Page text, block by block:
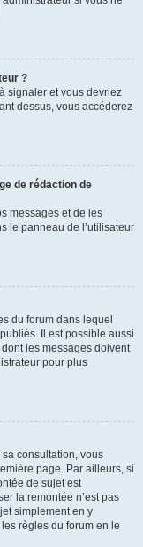
?
signaler et vous devriez
dessus, vous accéderez
de rédaction de
messages et de les
le panneau de l’utilisateur
du forum dans lequel
Il est possible aussi
les messages doivent
pour plus
consultation, vous
page. Par ailleurs, si
de sujet est
la remontée n’est pas
simplement en y
règles du forum en le